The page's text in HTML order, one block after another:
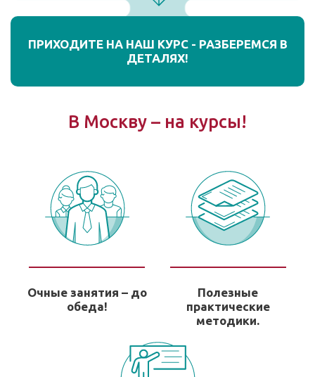
ПРИХОДИТЕ НА НАШ КУРС - РАЗБЕРЕМСЯ В
ДЕТАЛЯХ!
В Москву – на курсы!
Очные занятия – до
обеда!
Полезные
практические
методики.